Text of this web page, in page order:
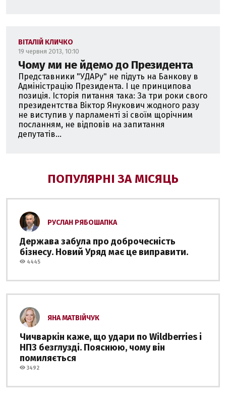
ВІТАЛІЙ КЛИЧКО
19 червня 2013, 10:10
Чому ми не йдемо до Президента
Представники "УДАРу" не підуть на Банкову в
Адміністрацію Президента. І це принципова
позиція. Історія питання така: За три роки свого
президентства Віктор Янукович жодного разу
не виступив у парламенті зі своїм щорічним
посланням, не відповів на запитання
депутатів...
ПОПУЛЯРНІ ЗА МІСЯЦЬ
РУСЛАН РЯБОШАПКА
Держава забула про доброчесність
бізнесу. Новий Уряд має це виправити.
4445
ЯНА МАТВІЙЧУК
Чичваркін каже, що удари по Wildberries і
НПЗ безглузді. Пояснюю, чому він
помиляється
3492